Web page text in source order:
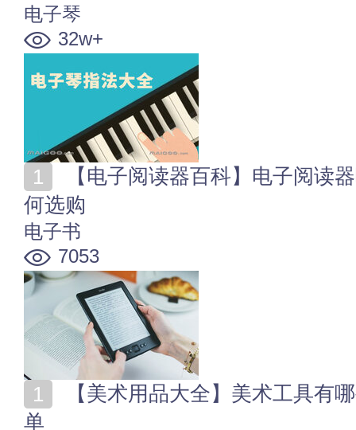
电子琴
32w+
何选购
电子书
7053
单